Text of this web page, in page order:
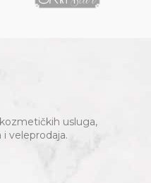
usluga,
veleprodaja.